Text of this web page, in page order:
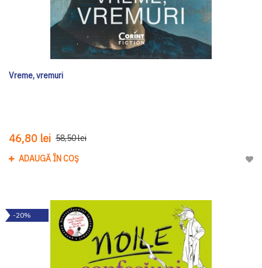
Vreme, vremuri
46,80 lei 58,50 lei
ADAUGĂ ÎN COȘ
-20%